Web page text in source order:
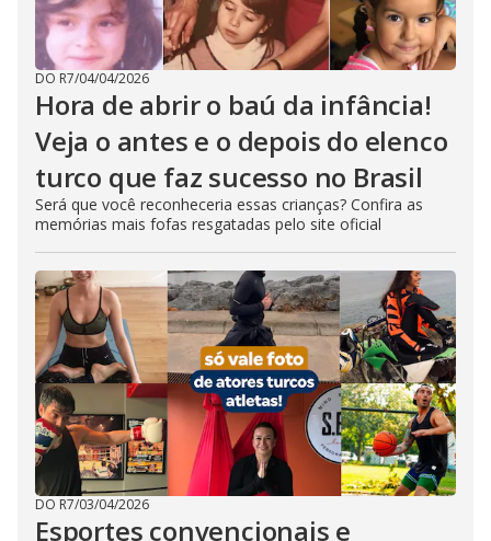
DO R7/04/04/2026
Hora de abrir o baú da infância!
Veja o antes e o depois do elenco
turco que faz sucesso no Brasil
Será que você reconheceria essas crianças? Confira as
memórias mais fofas resgatadas pelo site oficial
DO R7/03/04/2026
Esportes convencionais e